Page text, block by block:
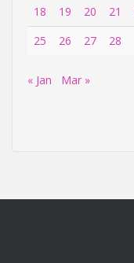
18
19 20 21
25
26 27 28
« Jan Mar »